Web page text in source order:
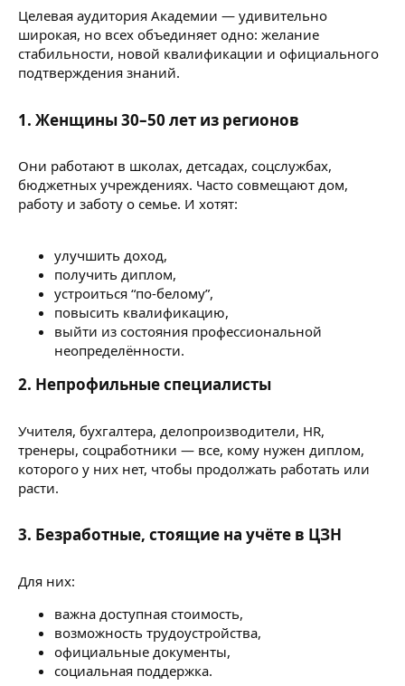
Целевая аудитория Академии — удивительно
широкая, но всех объединяет одно: желание
стабильности, новой квалификации и официального
подтверждения знаний.
1. Женщины 30–50 лет из регионов
Они работают в школах, детсадах, соцслужбах,
бюджетных учреждениях. Часто совмещают дом,
работу и заботу о семье. И хотят:
улучшить доход,
получить диплом,
устроиться “по-белому”,
повысить квалификацию,
выйти из состояния профессиональной
неопределённости.
2. Непрофильные специалисты
Учителя, бухгалтера, делопроизводители, HR,
тренеры, соцработники — все, кому нужен диплом,
которого у них нет, чтобы продолжать работать или
расти.
3. Безработные, стоящие на учёте в ЦЗН
Для них:
важна доступная стоимость,
возможность трудоустройства,
официальные документы,
социальная поддержка.